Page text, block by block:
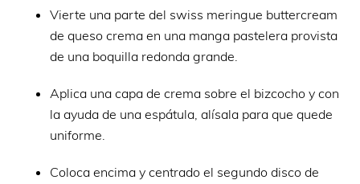
Vierte una parte del swiss meringue buttercream
de queso crema en una manga pastelera provista
de una boquilla redonda grande.
Aplica una capa de crema sobre el bizcocho y con
la ayuda de una espátula, alísala para que quede
uniforme.
Coloca encima y centrado el segundo disco de